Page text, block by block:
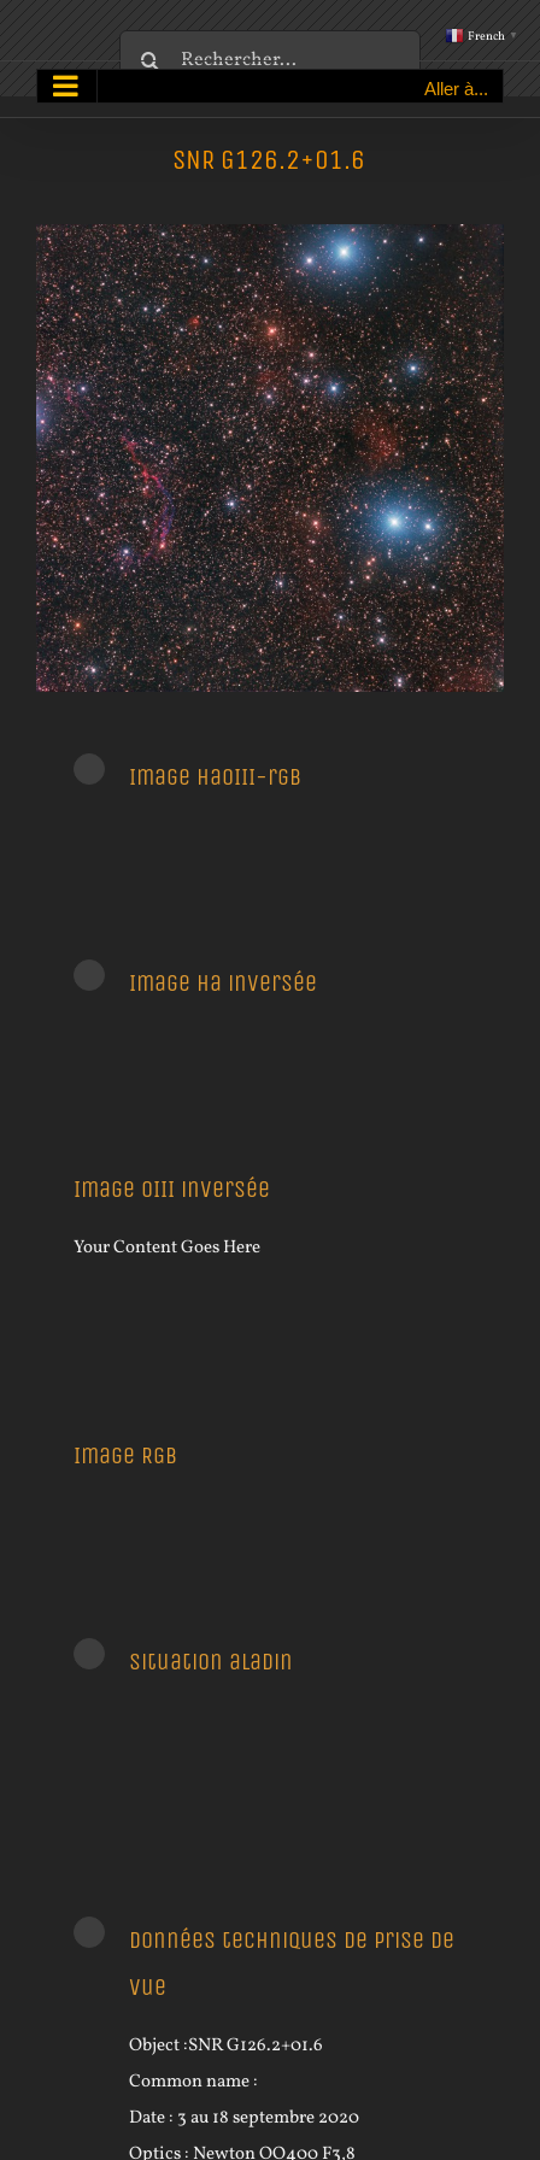
au
contenu
Aller à...
Rechercher:
SNR G126.2+01.6
Image HaOIII-rgb
Image Ha inversée
Image OIII inversée
Your Content Goes Here
Image RGB
Situation aladin
Données techniques de prise de
vue
Object :SNR G126.2+01.6
Common name :
Date : 3 au 18 septembre 2020
Optics : Newton OO400 F3,8
French ▼